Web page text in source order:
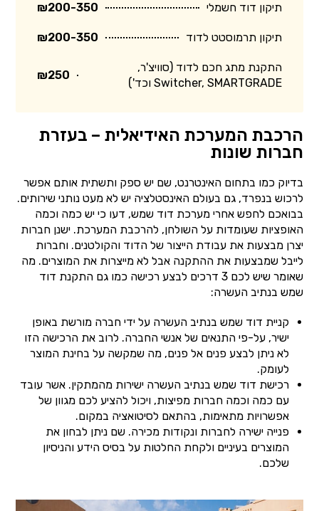
תיקון דוד חשמלי ₪200-350
תיקון תרמוסטט לדוד ₪200-350
התקנת מתג חכם לדוד (סוויצ'ר,
Switcher, SMARTGRADE וכד')
₪250
הרכבת המערכת האידיאלית – בעזרת
חברות שונות
בדיוק כמו בתחום האינטרנט, שם יש ספק ותשתית אותם אפשר
לרכוש בנפרד, גם בעולם האינסטלציה יש לא מעט נותני שירותים.
בבואכם לחפש אחרי מערכת דוד שמש, דעו כי יש כמה וכמה
האופציות שעומדות על השולחן, להרכבת המערכת. ישנן חברות
יצרן מבצעות את עבודת הייצור של הדוד והקולטנים. וחברות
לייבל שמבצעות את ההתקנה אבל לא מייצרות את המוצרים. מה
שאומר שיש לכם 3 דרכים לבצע רכישה כמו גם התקנת דוד
שמש בנתיב העשרה:
קניית דוד שמש בנתיב העשרה על ידי חברה מורשת באופן
ישיר, על-פי התנאים של אנשי החברה. לרוב את הרכישה הזו
לא ניתן לבצע פנים אל פנים, מה שמקשה על בחינת המוצר
לעומק.
רכישת דוד שמש בנתיב העשרה ישירות מהמתקין. אשר עובד
עם כמה וכמה חברות מפיצות, ויכול להציע לכם מגוון של
אפשרויות מתאימות, בהתאם לסיטואציה במקום.
פנייה ישירה לחברות ונקודות מכירה. שם ניתן לבחון את
המוצרים בעיניים ולקחת החלטות על בסיס הידע והניסיון
שלכם.